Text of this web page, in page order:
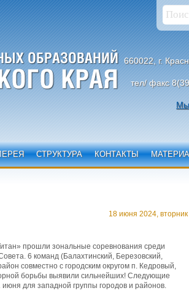
660022, г.
тел/ факс
Мы
СТРУКТУРА КОНТАКТЫ
18 июня 2024, вторник
прошли зональные соревнования среди
6 команд (Балахтинский, Березовский,
совместно с городским округом п. Кедровый,
борьбы выявили сильнейших! Следующие
для западной группы городов и районов.